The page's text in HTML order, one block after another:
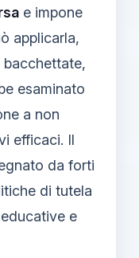
e impone
applicarla,
bacchettate,
esaminato
a non
efficaci. Il
da forti
di tutela
e